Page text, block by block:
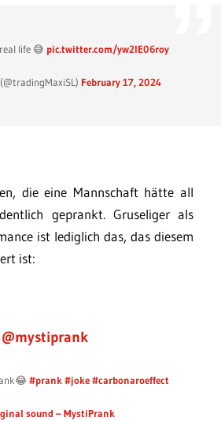
life 😅 pic.twitter.com/yw2lE06roy
February 17, 2024
die eine Mannschaft hätte all
geprankt. Gruseliger als
ist lediglich das, das diesem
ist:
@mystiprank
#prank #joke #carbonaroeffect
sound – MystiPrank